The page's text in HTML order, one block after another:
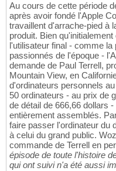
Au cours de cette période
après avoir fondé l'Apple
travaillent d'arrache-pied à
produit. Bien
l'utilisateur final - comme
passionnés de l'époque -
demande de Paul Terrell,
Mountain View, en
d'ordinateurs personnels
50 ordinateurs - au prix de
de détail de 666,66 dollars
entièrement assemblés.
faire passer l'ordinateur du
à celui du grand public.
commande de Terrell en
épisode de toute l'histoire
qui ont suivi n'a été aussi